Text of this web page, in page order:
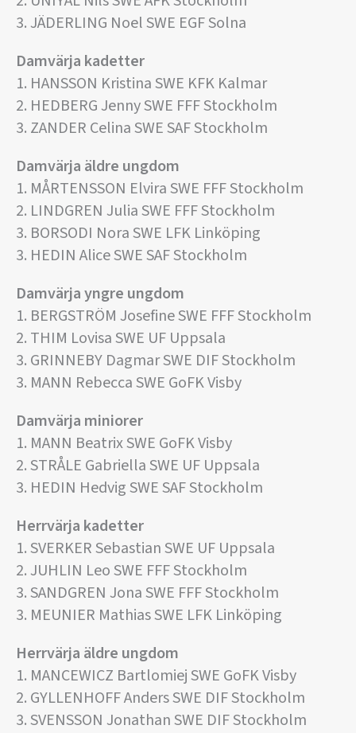
3. JÄDERLING Noel SWE EGF Solna
Damvärja kadetter
1. HANSSON Kristina SWE KFK Kalmar
2. HEDBERG Jenny SWE FFF Stockholm
3. ZANDER Celina SWE SAF Stockholm
Damvärja äldre ungdom
1. MÅRTENSSON Elvira SWE FFF Stockholm
2. LINDGREN Julia SWE FFF Stockholm
3. BORSODI Nora SWE LFK Linköping
3. HEDIN Alice SWE SAF Stockholm
Damvärja yngre ungdom
1. BERGSTRÖM Josefine SWE FFF Stockholm
2. THIM Lovisa SWE UF Uppsala
3. GRINNEBY Dagmar SWE DIF Stockholm
3. MANN Rebecca SWE GoFK Visby
Damvärja miniorer
1. MANN Beatrix SWE GoFK Visby
2. STRÅLE Gabriella SWE UF Uppsala
3. HEDIN Hedvig SWE SAF Stockholm
Herrvärja kadetter
1. SVERKER Sebastian SWE UF Uppsala
2. JUHLIN Leo SWE FFF Stockholm
3. SANDGREN Jona SWE FFF Stockholm
3. MEUNIER Mathias SWE LFK Linköping
Herrvärja äldre ungdom
1. MANCEWICZ Bartlomiej SWE GoFK Visby
2. GYLLENHOFF Anders SWE DIF Stockholm
3. SVENSSON Jonathan SWE DIF Stockholm